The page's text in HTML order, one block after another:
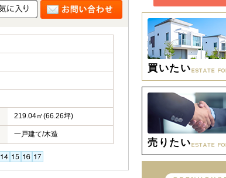
219.04㎡(66.26坪)
一戸建て/木造
買いたい
売りたい